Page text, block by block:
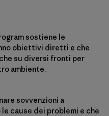
sostiene le
obiettivi diretti e che
su diversi fronti per
ambiente.
sovvenzioni a
cause dei problemi e che